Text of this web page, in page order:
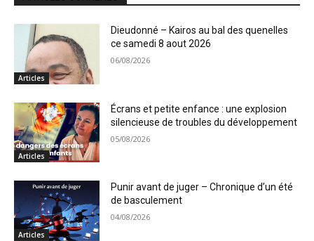
Articles
Dieudonné – Kairos au bal des quenelles
ce samedi 8 aout 2026
06/08/2026
Articles
Écrans et petite enfance : une explosion
silencieuse de troubles du développement
05/08/2026
Articles
Punir avant de juger – Chronique d’un été
de basculement
04/08/2026